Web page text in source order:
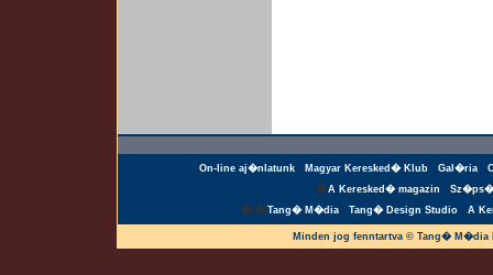
On-line aj�nlatunk Magyar Keresked� Klub Gal�ria
�A Keresked� magazin
��Tang� M�dia Tang� Design Studio A
Minden jog fenntartva © Tang�